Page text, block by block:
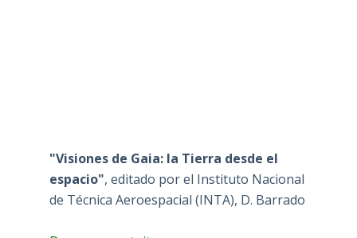
"Visiones de Gaia: la Tierra desde el
espacio", editado por el Instituto Nacional
de Técnica Aeroespacial (INTA), D. Barrado